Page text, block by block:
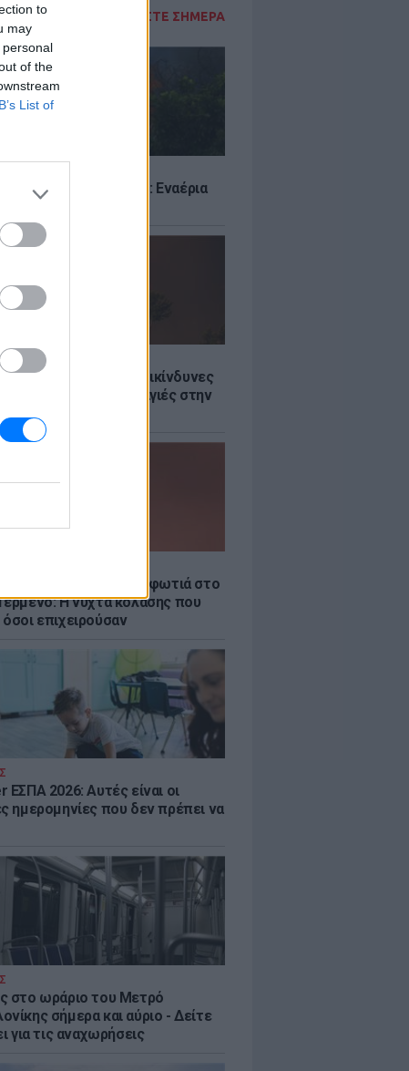
to
may
of the
List of
ΔΙΑΒΑΣΤΕ ΣΗΜΕΡΑ
Κρήνη Φαρσάλων: Εναέρια
είναι οι 6 πιο επικίνδυνες
για δασικές πυρκαγιές στην
βίντεο από τη φωτιά στο
Η νύχτα κόλασης που
επιχειρούσαν
ΕΣΠΑ 2026: Αυτές είναι οι
ημερομηνίες που δεν πρέπει να
στο ωράριο του Μετρό
σήμερα και αύριο - Δείτε
για τις αναχωρήσεις